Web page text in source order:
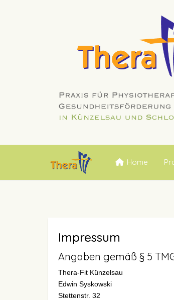
Home
Impressum
Angaben gemäß § 5
Thera-Fit Künzelsau
Edwin Syskowski
Stettenstr. 32